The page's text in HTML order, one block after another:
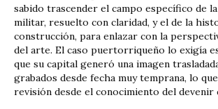
sabido trascender el campo específico de
militar, resuelto con claridad, y el de la
construcción, para enlazar con la
del arte. El caso puertorriqueño lo exigía
que su capital generó una imagen
grabados desde fecha muy temprana, lo
revisión desde el conocimiento del